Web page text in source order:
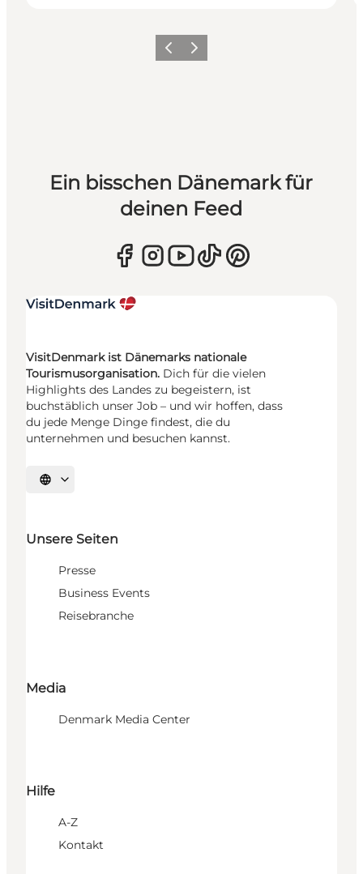
ZurückWeiter
Ein bisschen Dänemark für
deinen Feed
VisitDenmark ist Dänemarks nationale
Tourismusorganisation. Dich für die vielen
Highlights des Landes zu begeistern, ist
buchstäblich unser Job – und wir hoffen, dass
du jede Menge Dinge findest, die du
unternehmen und besuchen kannst.
Sprache auswählen
Unsere Seiten
Presse
Business Events
Reisebranche
Media
Denmark Media Center
Hilfe
A-Z
Kontakt